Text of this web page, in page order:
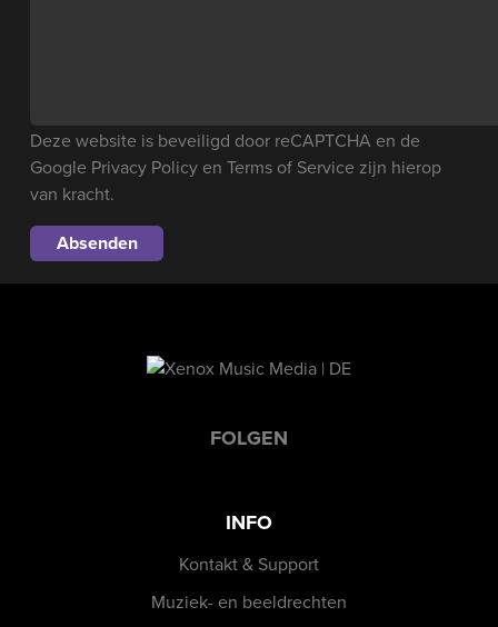
Deze website is beveiligd door reCAPTCHA en de
Google Privacy Policy en Terms of Service zijn hierop
van kracht.
FOLGEN
INFO
Kontakt & Support
Muziek- en beeldrechten